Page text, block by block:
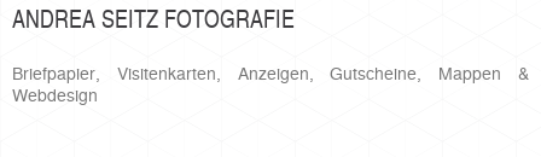
ANDREA SEITZ FOTOGRAFIE
Briefpapier, Visitenkarten, Anzeigen, Gutscheine, Mappen &
Webdesign